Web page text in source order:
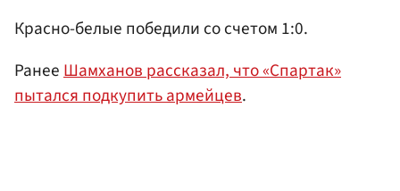
Красно-белые победили со счетом 1:0.
РанееШамханов рассказал, что «Спартак»
пытался подкупить армейцев.